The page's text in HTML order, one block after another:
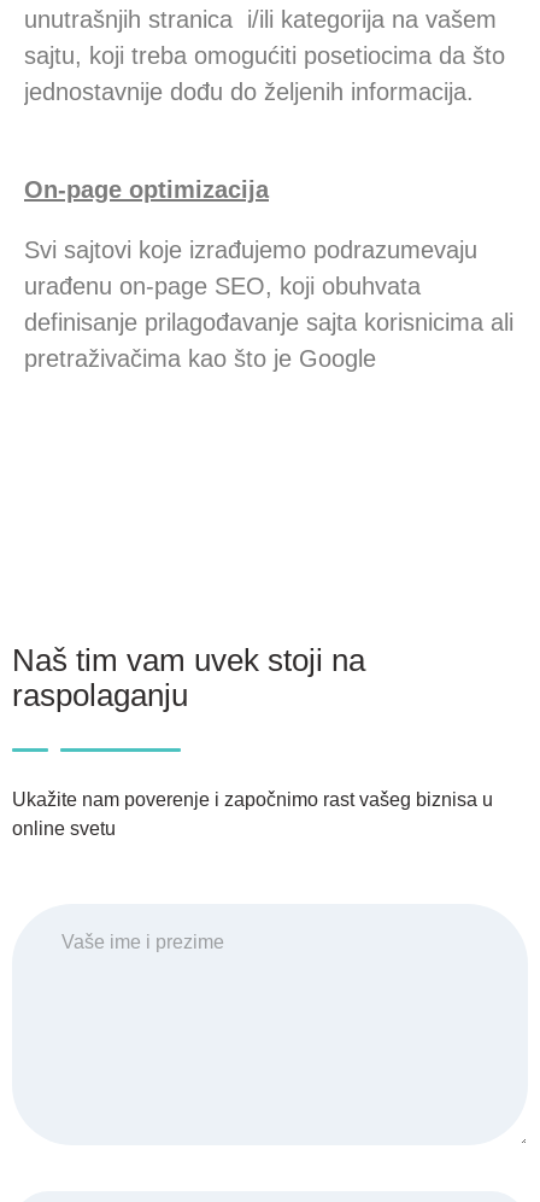
unutrašnjih stranica i/ili kategorija na vašem
sajtu, koji treba omogućiti posetiocima da što
jednostavnije dođu do željenih informacija.
On-page optimizacija
Svi sajtovi koje izrađujemo podrazumevaju
urađenu on-page SEO, koji obuhvata
definisanje prilagođavanje sajta korisnicima ali
pretraživačima kao što je Google
Naš tim vam uvek stoji na
raspolaganju
Ukažite nam poverenje i započnimo rast vašeg biznisa u
online svetu